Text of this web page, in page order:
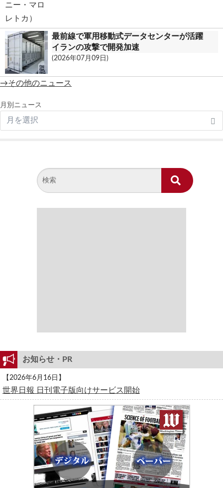
最前線で軍用移動式データセンターが活躍
イランの攻撃で開発加速
(2026年07月09日)
→その他のニュース
月別ニュース
お知らせ・PR
【2026年6月16日】
世界日報 日刊電子版向けサービス開始